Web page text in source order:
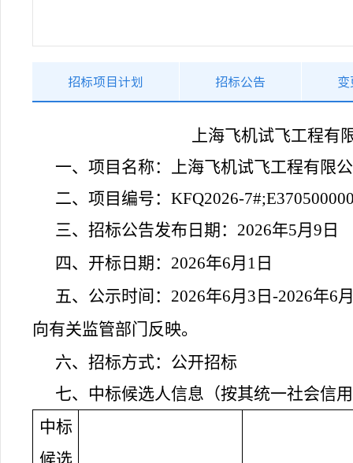
招标项目计划 招标公告
上海飞机试飞工程有
一、项目名称：
上海飞机试飞工程有限
二、项目编号： KFQ2026-
三、招标公告发布日期： 2026年5月9日
四、开标日期： 2026年6月1日
五、公示时间： 2026年6月3日-2026年6
向有关监管部门反映。
六、招标方式： 公开招标
七、中标候选人信息（按其统一社会信
中标
候选